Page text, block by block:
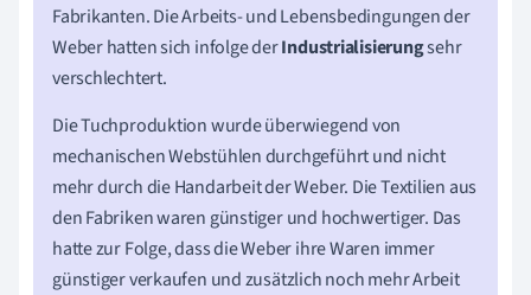
Fabrikanten. Die Arbeits- und Lebensbedingungen der
Weber hatten sich infolge derIndustrialisierungsehr
verschlechtert.
Die Tuchproduktion wurde überwiegend von
mechanischen Webstühlen durchgeführt und nicht
mehr durch die Handarbeit der Weber. Die Textilien aus
den Fabriken waren günstiger und hochwertiger. Das
hatte zur Folge, dass die Weber ihre Waren immer
günstiger verkaufen und zusätzlich noch mehr Arbeit